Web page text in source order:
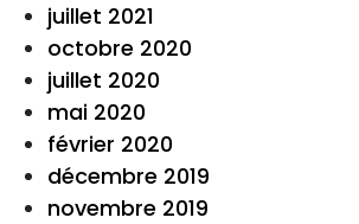
juillet 2021
octobre 2020
juillet 2020
mai 2020
février 2020
décembre 2019
novembre 2019